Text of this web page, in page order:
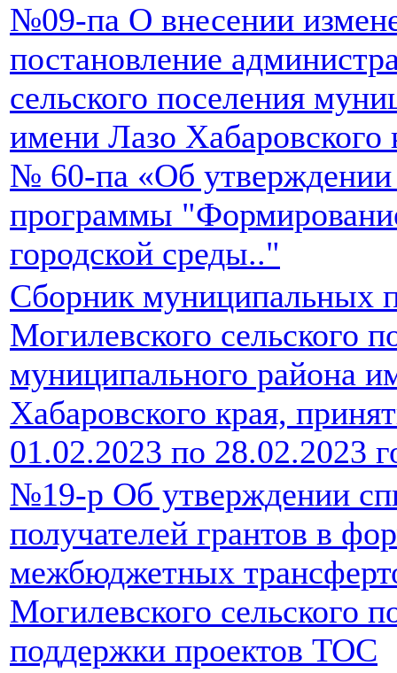
№09-па О внесении
постановление
сельского поселения
имени Лазо Хабаровского
№ 60-па «Об
программы
городской среды.."
Сборник муниципальных
Могилевского сельского
муниципального района
Хабаровского края,
01.02.2023 по 28.02.2023
№19-р Об утверждении
получателей грантов в
межбюджетных
Могилевского сельского
поддержки проектов ТОС